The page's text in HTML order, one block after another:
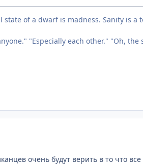
of a dwarf is madness. Sanity is a
"Especially each other." "Oh,
очень будут верить в то что